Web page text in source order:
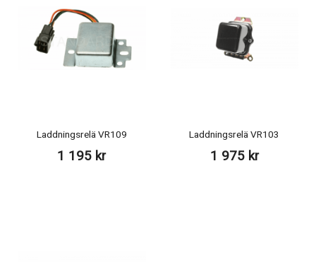
Laddningsrelä VR109
1 195 kr
Laddningsrelä VR103
1 975 kr